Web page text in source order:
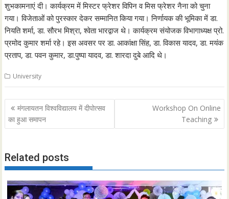
शुभकामनाएं दी। कार्यक्रम में मिस्टर फ्रेशर विपिन व मिस फ्रेशर नैना को चुना
गया। विजेताओं को पुरस्कार देकर सम्मानित किया गया। निर्णायक की भूमिका में डा.
नियति शर्मा, डा. सौरभ मिश्रा, श्वेता भारद्वाज थे। कार्यक्रम संयोजक विभागाध्यक्ष प्रो.
प्रमोद कुमार शर्मा रहे। इस अवसर पर डा. आकांक्षा सिंह, डा. विकास यादव, डा. मयंक
प्रताप, डा. पवन कुमार, डा.पुष्पा यादव, डा. शारदा दुबे आदि थे।
University
Post
navigation
मंगलायतन विश्वविद्यालय में दीपोत्सव
का हुआ समापन
Workshop On Online
Teaching
Related posts